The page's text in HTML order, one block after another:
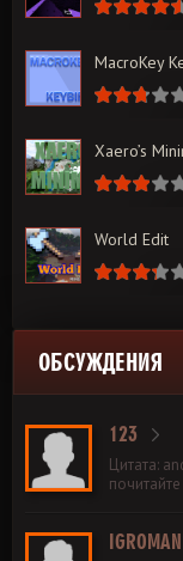
MacroKey
Xaero’s
World Edit
ОБСУЖДЕНИЯ
123
Цитата: